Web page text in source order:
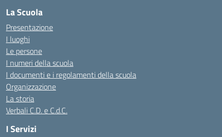
La Scuola
Presentazione
I luoghi
Le persone
I numeri della scuola
I documenti e i regolamenti della scuola
Organizzazione
La storia
Verbali C.D. e C.d.C.
I Servizi